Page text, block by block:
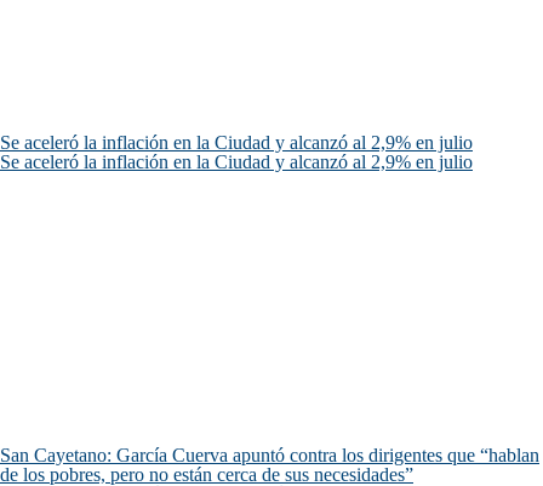
Se aceleró la inflación en la Ciudad y alcanzó al 2,9% en julio
Se aceleró la inflación en la Ciudad y alcanzó al 2,9% en julio
San Cayetano: García Cuerva apuntó contra los dirigentes que “hablan
de los pobres, pero no están cerca de sus necesidades”